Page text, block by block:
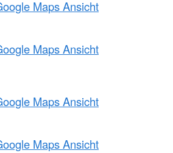
Maps Ansicht
Maps Ansicht
Maps Ansicht
Maps Ansicht